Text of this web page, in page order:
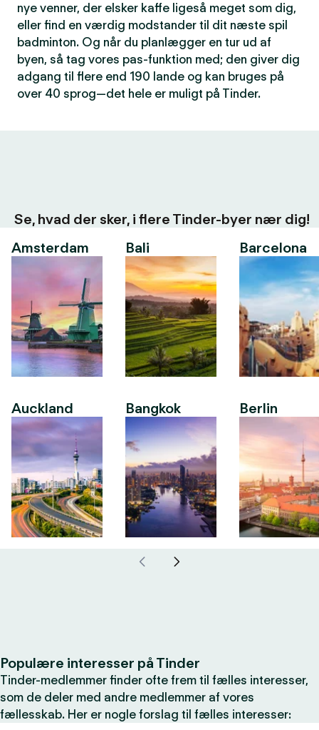
nye venner, der elsker kaffe ligeså meget som dig,
eller find en værdig modstander til dit næste spil
badminton. Og når du planlægger en tur ud af
byen, så tag vores pas-funktion med; den giver dig
adgang til flere end 190 lande og kan bruges på
over 40 sprog—det hele er muligt på Tinder.
Se, hvad der sker, i flere Tinder-byer nær dig!
Amsterdam
Auckland
Bali
Bangkok
Barcelona
Berlin
Populære interesser på Tinder
Tinder-medlemmer finder ofte frem til fælles interesser,
som de deler med andre medlemmer af vores
fællesskab. Her er nogle forslag til fælles interesser: